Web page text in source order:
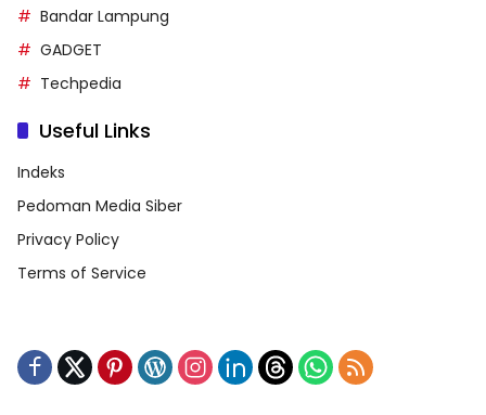
Bandar Lampung
GADGET
Techpedia
Useful Links
Indeks
Pedoman Media Siber
Privacy Policy
Terms of Service